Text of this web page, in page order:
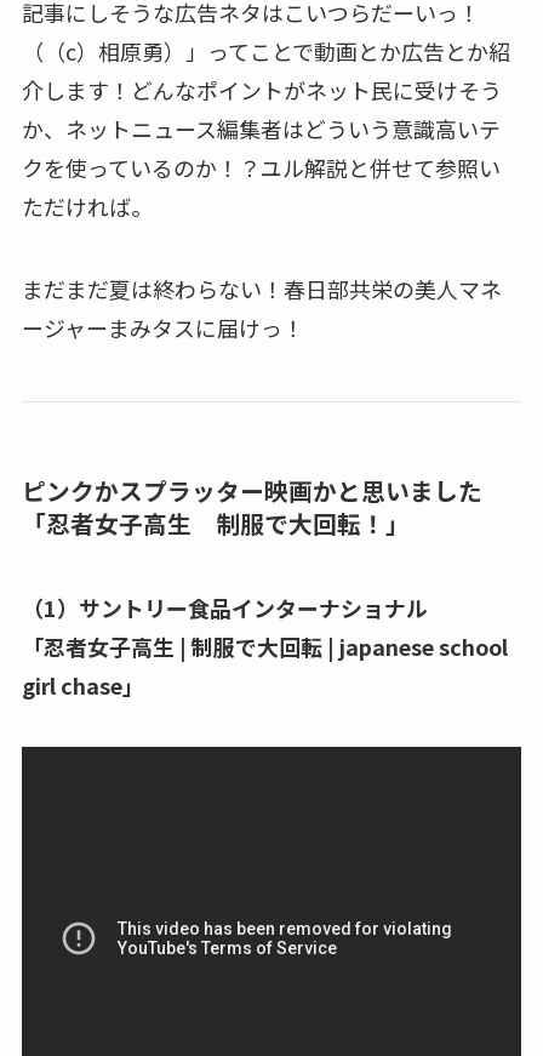
記事にしそうな広告ネタはこいつらだーいっ！
（（c）相原勇）」ってことで動画とか広告とか紹
介します！どんなポイントがネット民に受けそう
か、ネットニュース編集者はどういう意識高いテ
クを使っているのか！？ユル解説と併せて参照い
ただければ。
まだまだ夏は終わらない！春日部共栄の美人マネ
ージャーまみタスに届けっ！
ピンクかスプラッター映画かと思いました
「忍者女子高生 制服で大回転！」
（1）サントリー食品インターナショナル
「‪忍者女子高生 | 制服で大回転 | japanese school
girl chase‬」‬‬‬‬